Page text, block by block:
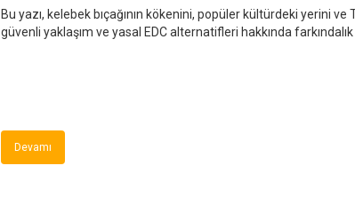
Bu yazı, kelebek bıçağının kökenini, popüler kültürdeki yerini ve
güvenli yaklaşım ve yasal EDC alternatifleri hakkında farkındalık
Devamı